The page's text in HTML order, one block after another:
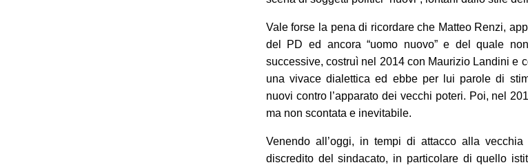
Vale forse la pena di ricordare che Matteo Renzi,
del PD ed ancora “uomo nuovo” e del quale
successive, costruì nel 2014 con Maurizio Landini e
una vivace dialettica ed ebbe per lui parole di
nuovi contro l’apparato dei vecchi poteri. Poi, nel
ma non scontata e inevitabile.
Venendo all’oggi, in tempi di attacco alla
discredito del sindacato, in particolare di quello